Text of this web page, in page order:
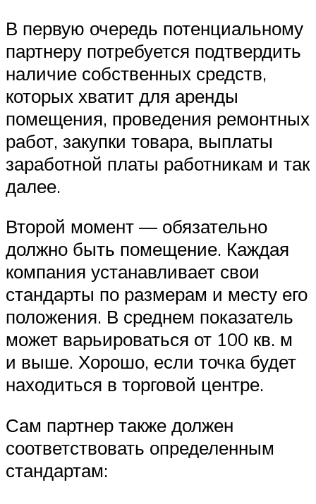
В первую очередь потенциальному
партнеру потребуется подтвердить
наличие собственных средств,
которых хватит для аренды
помещения, проведения ремонтных
работ, закупки товара, выплаты
заработной платы работникам и так
далее.
Второй момент — обязательно
должно быть помещение. Каждая
компания устанавливает свои
стандарты по размерам и месту его
положения. В среднем показатель
может варьироваться от 100 кв. м
и выше. Хорошо, если точка будет
находиться в торговой центре.
Сам партнер также должен
соответствовать определенным
стандартам: